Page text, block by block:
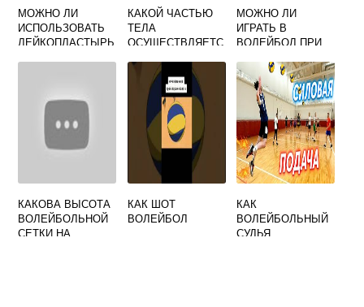
МОЖНО ЛИ
ИСПОЛЬЗОВАТЬ
ЛЕЙКОПЛАСТЫРЬ
КАКОЙ ЧАСТЬЮ
ТЕЛА
ОСУЩЕСТВЛЯЕТС
СНИЗУ ДВУМЯ
РУКАМИ В
ВОЛЕЙБОЛЕ
МОЖНО ЛИ
ИГРАТЬ В
ВОЛЕЙБОЛ ПРИ
КАКОВА ВЫСОТА
ВОЛЕЙБОЛЬНОЙ
СЕТКИ НА
КАК ШОТ
ВОЛЕЙБОЛ
КАК
ВОЛЕЙБОЛЬНЫЙ
СУДЬЯ